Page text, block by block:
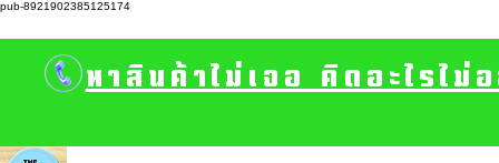
pub-8921902385125174
หาสินค้าไม่เจอ คิดอะไรไ